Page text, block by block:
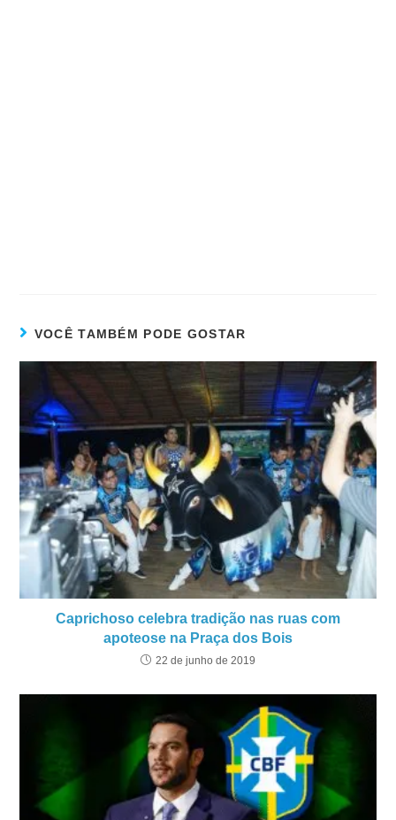
VOCÊ TAMBÉM PODE GOSTAR
Caprichoso celebra tradição nas ruas com
apoteose na Praça dos Bois
22 de junho de 2019